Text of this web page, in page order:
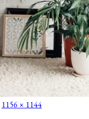
1156 × 1144